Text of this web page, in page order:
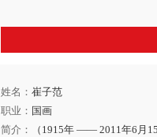
点击进入
姓名： 崔子范
职业： 国画
简介：
（1915年 —— 2011年6月